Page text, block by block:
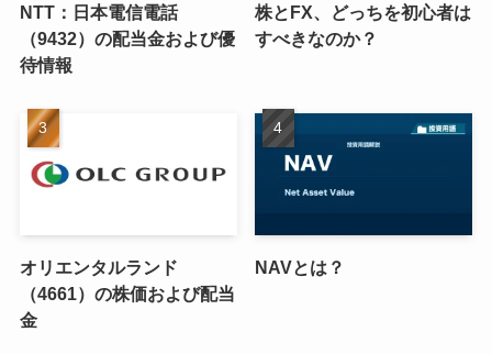
NTT：日本電信電話
（9432）の配当金および優
待情報
株とFX、どっちを初心者は
すべきなのか？
オリエンタルランド
（4661）の株価および配当
金
NAVとは？